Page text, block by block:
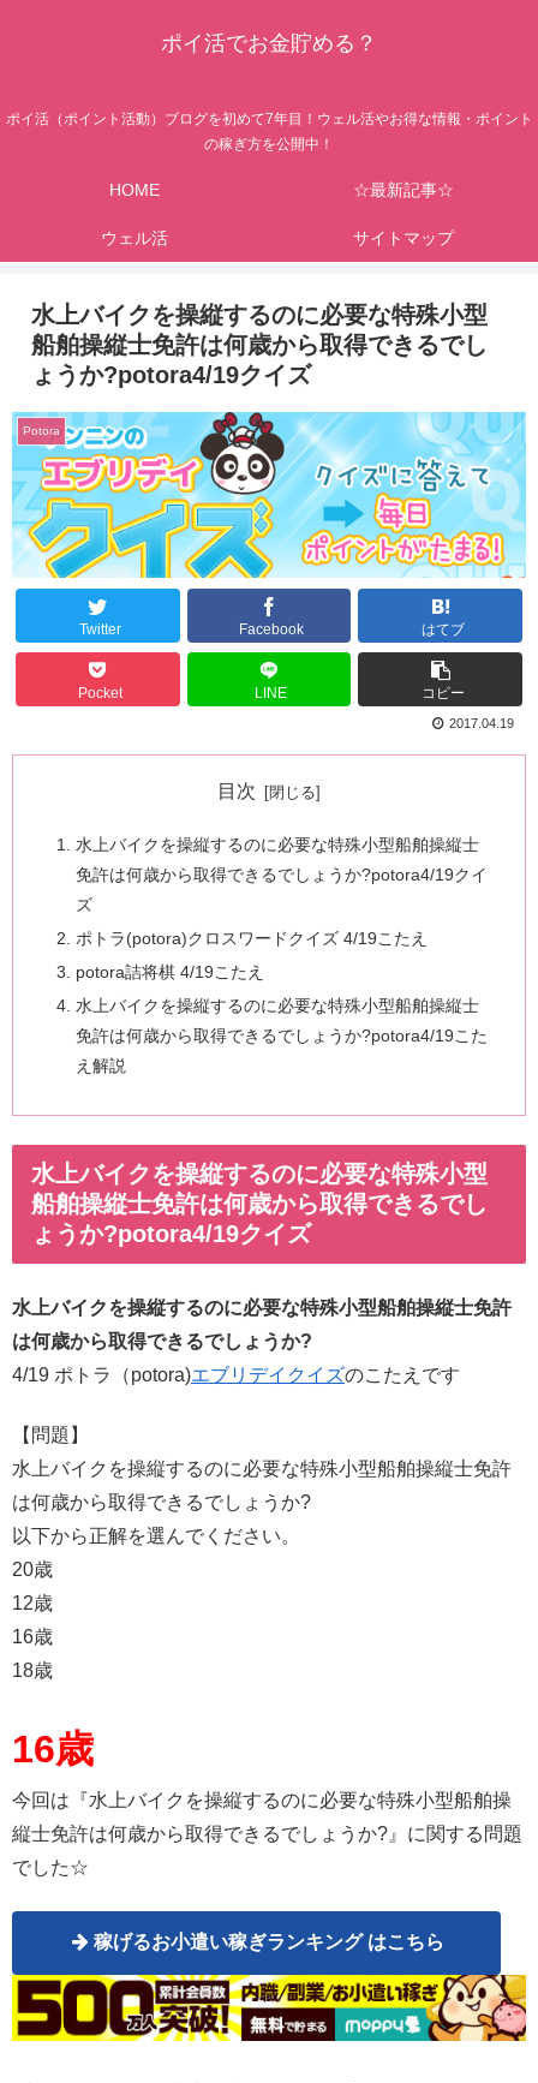
ポイ活でお金貯める？
ポイ活（ポイント活動）ブログを初めて7年目！ウェル活やお得な情報・ポイント
の稼ぎ方を公開中！
HOME ☆最新記事☆
ウェル活 サイトマップ
水上バイクを操縦するのに必要な特殊小型
船舶操縦士免許は何歳から取得できるでし
ょうか?potora4/19クイズ
Potora
Twitter Facebook はてブ
Pocket LINE コピー
2017.04.19
目次
水上バイクを操縦するのに必要な特殊小型船舶操縦士
免許は何歳から取得できるでしょうか?potora4/19クイ
ズ
ポトラ(potora)クロスワードクイズ 4/19こたえ
potora詰将棋 4/19こたえ
水上バイクを操縦するのに必要な特殊小型船舶操縦士
免許は何歳から取得できるでしょうか?potora4/19こた
え解説
水上バイクを操縦するのに必要な特殊小型
船舶操縦士免許は何歳から取得できるでし
ょうか?potora4/19クイズ
水上バイクを操縦するのに必要な特殊小型船舶操縦士免許
は何歳から取得できるでしょうか?
4/19 ポトラ（potora)エブリデイクイズのこたえです
【問題】
水上バイクを操縦するのに必要な特殊小型船舶操縦士免許
は何歳から取得できるでしょうか?
以下から正解を選んでください。
20歳
12歳
16歳
18歳
16歳
今回は『水上バイクを操縦するのに必要な特殊小型船舶操
縦士免許は何歳から取得できるでしょうか?』に関する問題
でした☆
稼げるお小遣い稼ぎランキング はこちら